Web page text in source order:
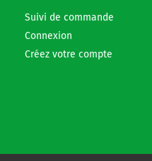
Suivi de commande
Connexion
Créez votre compte